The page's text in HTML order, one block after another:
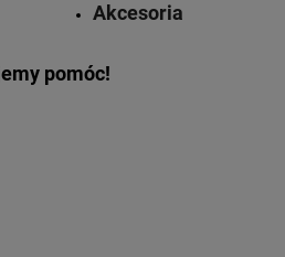
Akcesoria
pomóc!